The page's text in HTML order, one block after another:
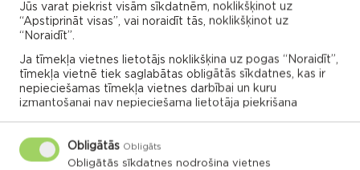
Pasaules čempionāts hokejā 2025 Latvijas
spēļu skatīšanās "Par savējiem"
Maltas pagasts
Maltas pagasta kultūras nams
14.05.2025
Jūs varat piekrist visām sīkdatnēm, noklikšķinot uz
“Apstiprināt visas”, vai noraidīt tās, noklikšķinot uz
“Noraidīt”.
Ja tīmekļa vietnes lietotājs noklikšķina uz pogas “Noraidīt”,
tīmekļa vietnē tiek saglabātas obligātās sīkdatnes, kas ir
nepieciešamas tīmekļa vietnes darbībai un kuru
izmantošanai nav nepieciešama lietotāja piekrišana
Obligātās Obligāts
Obligātās sīkdatnes nodrošina vietnes